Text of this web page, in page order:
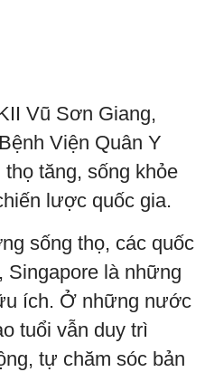
Vũ Sơn Giang,
Viện Quân Y
tăng, sống khỏe
lược quốc gia.
sống thọ, các quốc
Singapore là những
ích. Ở những nước
tuổi vẫn duy trì
tự chăm sóc bản